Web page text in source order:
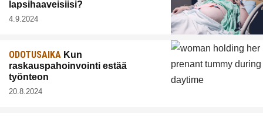
lapsihaaveisiisi?
4.9.2024
ODOTUSAIKA Kun
raskauspahoinvointi estää
työnteon
20.8.2024